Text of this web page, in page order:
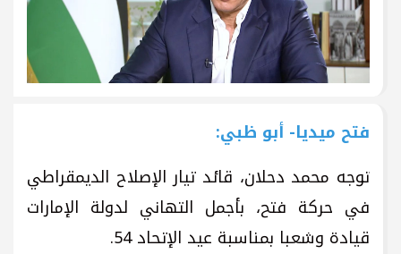
فتح ميديا- أبو ظبي:
توجه محمد دحلان، قائد تيار الإصلاح الديمقراطي
في حركة فتح، بأجمل التهاني لدولة الإمارات
قيادة وشعبا بمناسبة عيد الإتحاد 54.